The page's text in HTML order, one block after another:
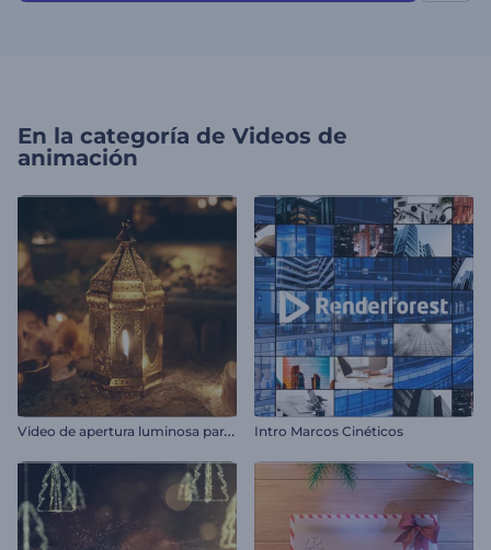
En la categoría de Videos de
animación
V
ideo de apertura luminosa para Ramadán Intro Marcos Cinéticos